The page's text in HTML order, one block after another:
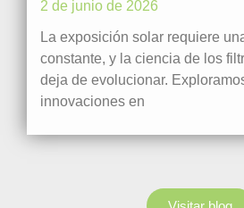
2 de junio de 2026
La exposición solar requiere
constante, y la ciencia de los
deja de evolucionar.
innovaciones en